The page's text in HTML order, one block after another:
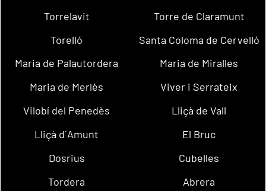
Torrelavit
Torre de Claramunt
Torelló
Santa Coloma de Cervelló
Maria de Palautordera
Maria de Miralles
Maria de Merlès
Viver i Serrateix
Vilobí del Penedès
Lliçà de Vall
Lliçà d´Amunt
El Bruc
Dosrius
Cubelles
Tordera
Abrera